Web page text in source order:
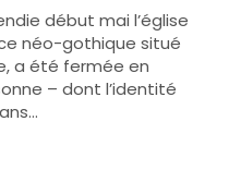
début mai l’église
néo-gothique situé
a été fermée en
– dont l’identité